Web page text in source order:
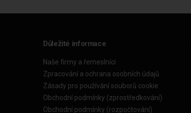
Důležité informace
Naše firmy a řemeslníci
Zpracování a ochrana osobních údajů
Zásady pro používání souborů cookie
Obchodní podmínky (zprostředkování)
Obchodní podmínky (rozpočtování)